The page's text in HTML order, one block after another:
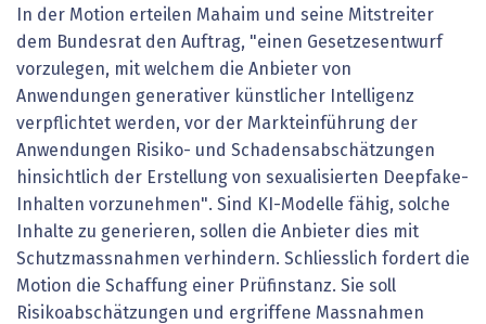
In der Motion erteilen Mahaim und seine Mitstreiter
dem Bundesrat den Auftrag, "einen Gesetzesentwurf
vorzulegen, mit welchem die Anbieter von
Anwendungen generativer künstlicher Intelligenz
verpflichtet werden, vor der Markteinführung der
Anwendungen Risiko- und Schadensabschätzungen
hinsichtlich der Erstellung von sexualisierten Deepfake-
Inhalten vorzunehmen". Sind KI-Modelle fähig, solche
Inhalte zu generieren, sollen die Anbieter dies mit
Schutzmassnahmen verhindern. Schliesslich fordert die
Motion die Schaffung einer Prüfinstanz. Sie soll
Risikoabschätzungen und ergriffene Massnahmen